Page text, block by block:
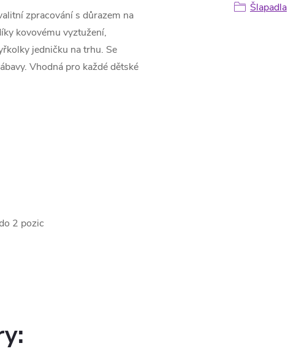
zpracování s důrazem na
kovovému vyztužení,
jedničku na trhu. Se
Vhodná pro každé dětské
2 pozic
Šlapadla